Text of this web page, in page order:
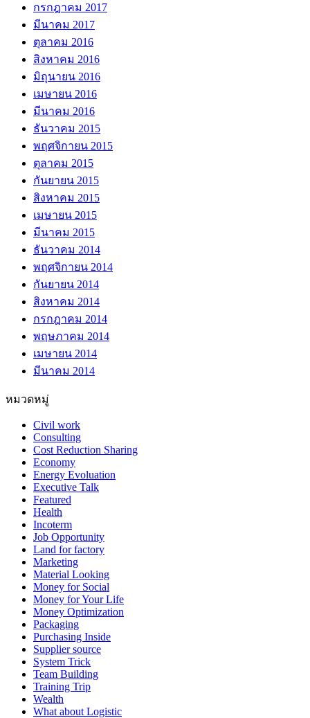
กรกฎาคม 2017
มีนาคม 2017
ตุลาคม 2016
สิงหาคม 2016
มิถุนายน 2016
เมษายน 2016
มีนาคม 2016
ธันวาคม 2015
พฤศจิกายน 2015
ตุลาคม 2015
กันยายน 2015
สิงหาคม 2015
เมษายน 2015
มีนาคม 2015
ธันวาคม 2014
พฤศจิกายน 2014
กันยายน 2014
สิงหาคม 2014
กรกฎาคม 2014
พฤษภาคม 2014
เมษายน 2014
มีนาคม 2014
หมวดหมู่
Civil work
Consulting
Cost Reduction Sharing
Economy
Energy Evoluation
Executive Talk
Featured
Health
Incoterm
Job Opportunity
Land for factory
Marketing
Material Looking
Money for Social
Money for Your Life
Money Optimization
Packaging
Purchasing Inside
Supplier source
System Trick
Team Building
Training Trip
Wealth
What about Logistic